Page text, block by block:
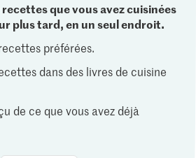
que vous avez cuisinées
plus tard, en un seul endroit.
préférées.
dans des livres de cuisine
de ce que vous avez déjà